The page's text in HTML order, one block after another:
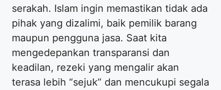
serakah. Islam ingin memastikan tidak ada
pihak yang dizalimi, baik pemilik barang
maupun pengguna jasa. Saat kita
mengedepankan transparansi dan
keadilan, rezeki yang mengalir akan
terasa lebih “sejuk” dan mencukupi segala